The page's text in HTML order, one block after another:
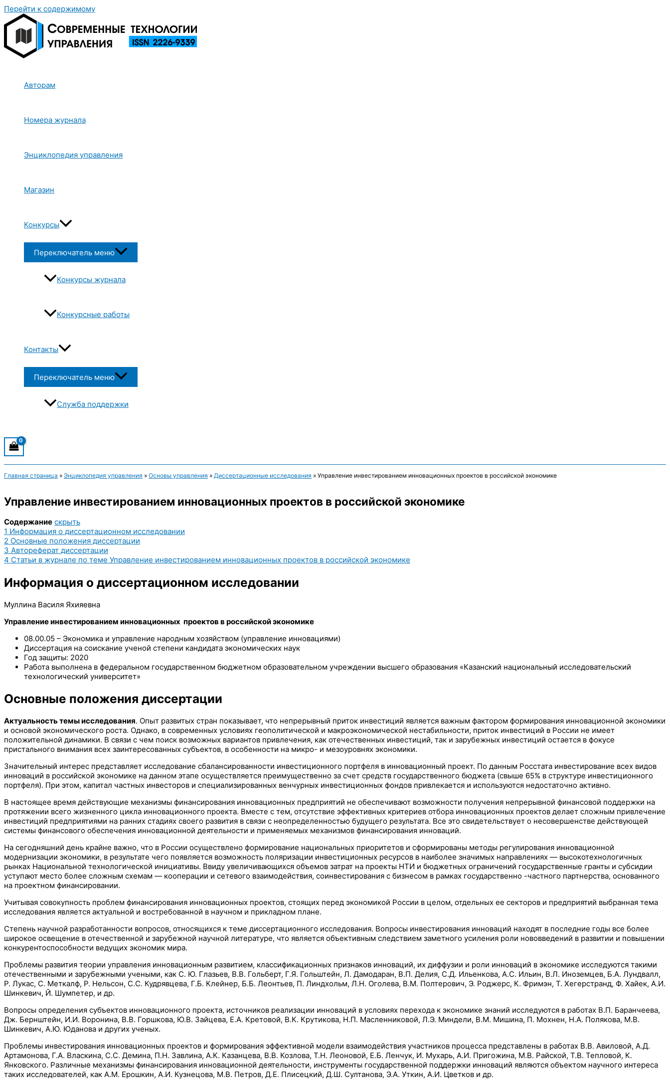
Перейти к содержимому
Авторам
Номера журнала
Энциклопедия управления
Магазин
Конкурсы
Переключатель меню
Конкурсы журнала
Конкурсные работы
Контакты
Переключатель меню
Служба поддержки
Главная страница » Энциклопедия управления » Основы управления » Диссертационные исследования » Управление инвестированием инновационных проектов в российской экономике
Управление инвестированием инновационных проектов в российской экономике
Содержание скрыть
1 Информация о диссертационном исследовании
2 Основные положения диссертации
3 Автореферат диссертации
4 Статьи в журнале по теме Управление инвестированием инновационных проектов в российской экономике
Информация о диссертационном исследовании
Муллина Василя Яхияевна
Управление инвестированием инновационных проектов в российской экономике
08.00.05 – Экономика и управление народным хозяйством (управление инновациями)
Диссертация на соискание ученой степени кандидата экономических наук
Год защиты: 2020
Работа выполнена в федеральном государственном бюджетном образовательном учреждении высшего образования «Казанский национальный исследовательский
технологический университет»
Основные положения диссертации
Актуальность темы исследования. Опыт развитых стран показывает, что непрерывный приток инвестиций является важным фактором формирования инновационной экономики
и основой экономического роста. Однако, в современных условиях геополитической и макроэкономической нестабильности, приток инвестиций в России не имеет
положительной динамики. В связи с чем поиск возможных вариантов привлечения, как отечественных инвестиций, так и зарубежных инвестиций остается в фокусе
пристального внимания всех заинтересованных субъектов, в особенности на микро- и мезоуровнях экономики.
Значительный интерес представляет исследование сбалансированности инвестиционного портфеля в инновационный проект. По данным Росстата инвестирование всех видов
инноваций в российской экономике на данном этапе осуществляется преимущественно за счет средств государственного бюджета (свыше 65% в структуре инвестиционного
портфеля). При этом, капитал частных инвесторов и специализированных венчурных инвестиционных фондов привлекается и используются недостаточно активно.
В настоящее время действующие механизмы финансирования инновационных предприятий не обеспечивают возможности получения непрерывной финансовой поддержки на
протяжении всего жизненного цикла инновационного проекта. Вместе с тем, отсутствие эффективных критериев отбора инновационных проектов делает сложным привлечение
инвестиций предприятиями на ранних стадиях своего развития в связи с неопределенностью будущего результата. Все это свидетельствует о несовершенстве действующей
системы финансового обеспечения инновационной деятельности и применяемых механизмов финансирования инноваций.
На сегодняшний день крайне важно, что в России осуществлено формирование национальных приоритетов и сформированы методы регулирования инновационной
модернизации экономики, в результате чего появляется возможность поляризации инвестиционных ресурсов в наиболее значимых направлениях — высокотехнологичных
рынках Национальной технологической инициативы. Ввиду увеличивающихся объемов затрат на проекты НТИ и бюджетных ограничений государственные гранты и субсидии
уступают место более сложным схемам — кооперации и сетевого взаимодействия, соинвестирования с бизнесом в рамках государственно -частного партнерства, основанного
на проектном финансировании.
Учитывая совокупность проблем финансирования инновационных проектов, стоящих перед экономикой России в целом, отдельных ее секторов и предприятий выбранная тема
исследования является актуальной и востребованной в научном и прикладном плане.
Степень научной разработанности вопросов, относящихся к теме диссертационного исследования. Вопросы инвестирования инноваций находят в последние годы все более
широкое освещение в отечественной и зарубежной научной литературе, что является объективным следствием заметного усиления роли нововведений в развитии и повышении
конкурентоспособности ведущих экономик мира.
Проблемы развития теории управления инновационным развитием, классификационных признаков инноваций, их диффузии и роли инноваций в экономике исследуются такими
отечественными и зарубежными учеными, как С. Ю. Глазьев, В.В. Гольберт, Г.Я. Гольштейн, Л. Дамодаран, В.П. Делия, С.Д. Ильенкова, А.С. Ильин, В.Л. Иноземцев, Б.А. Лундвалл,
Р. Лукас, С. Меткалф, Р. Нельсон, С.С. Кудрявцева, Г.Б. Клейнер, Б.Б. Леонтьев, П. Линдхольм, Л.Н. Оголева, В.М. Полтерович, Э. Роджерс, К. Фримэн, Т. Хегерстранд, Ф. Хайек, А.И.
Шинкевич, Й. Шумпетер, и др.
Вопросы определения субъектов инновационного проекта, источников реализации инноваций в условиях перехода к экономике знаний исследуются в работах В.П. Баранчеева,
Дж. Бернштейн, И.И. Воронина, В.В. Горшкова, Ю.В. Зайцева, Е.А. Кретовой, В.К. Крутикова, Н.П. Масленниковой, Л.Э. Миндели, В.М. Мишина, П. Мохнен, Н.А. Полякова, М.В.
Шинкевич, А.Ю. Юданова и других ученых.
Проблемы инвестирования инновационных проектов и формирования эффективной модели взаимодействия участников процесса представлены в работах В.В. Авиловой, А.Д.
Артамонова, Г.А. Власкина, С.С. Демина, П.Н. Завлина, А.К. Казанцева, В.В. Козлова, Т.Н. Леоновой, Е.Б. Ленчук, И. Мухарь, А.И. Пригожина, М.В. Райской, Т.В. Тепловой, К.
Янковского. Различные механизмы финансирования инновационной деятельности, инструменты государственной поддержки инноваций являются объектом научного интереса
таких исследователей, как А.М. Ерошкин, А.И. Кузнецова, М.В. Петров, Д.Е. Плисецкий, Д.Ш. Султанова, Э.А. Уткин, А.И. Цветков и др.